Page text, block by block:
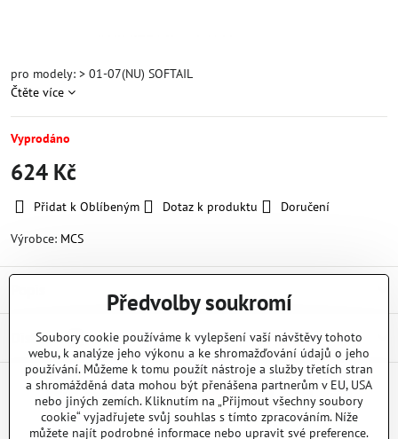
pro modely: > 01-07(NU) SOFTAIL
Čtěte více
Vyprodáno
624 Kč
Přidat k Oblíbeným Dotaz k produktu
Doručení
Výrobce: MCS
Diskuse 0
FacebookTwitterBlueskyPinterestReddit LinkedInWhatsApp
E-
mail
Předvolby soukromí
Soubory cookie používáme k vylepšení vaší návštěvy tohoto
webu, k analýze jeho výkonu a ke shromažďování údajů o jeho
používání. Můžeme k tomu použít nástroje a služby třetích stran
a shromážděná data mohou být přenášena partnerům v EU, USA
nebo jiných zemích. Kliknutím na „Přijmout všechny soubory
cookie“ vyjadřujete svůj souhlas s tímto zpracováním. Níže
můžete najít podrobné informace nebo upravit své preference.